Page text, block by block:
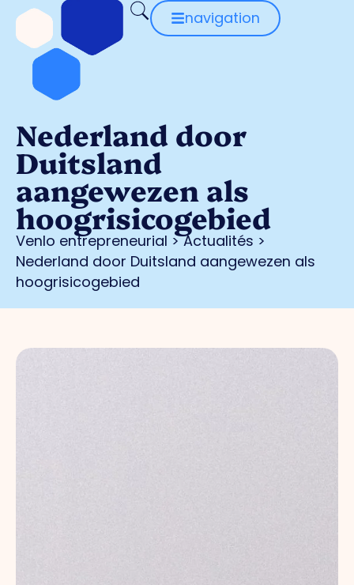
navigation
Nederland door
Duitsland
aangewezen als
hoogrisicogebied
Venlo entrepreneurial >Actualités >
Nederland door Duitsland aangewezen als
hoogrisicogebied